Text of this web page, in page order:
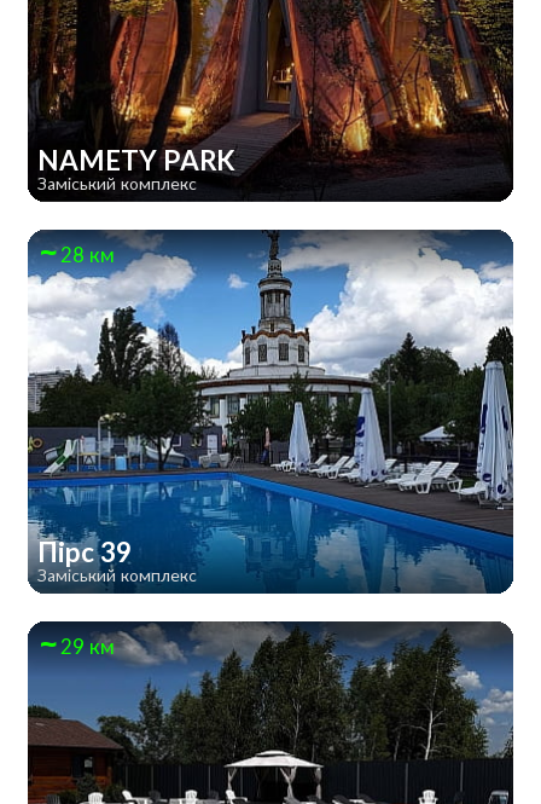
NAMETY PARK
Заміський комплекс
28 км
Пірс 39
Заміський комплекс
29 км